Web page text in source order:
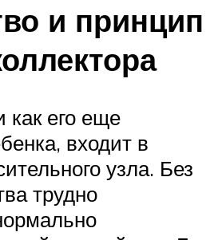
и принцип
как его еще
входит в
узла. Без
трудно